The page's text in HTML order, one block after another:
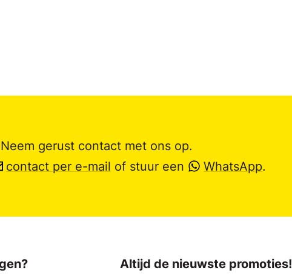
gerust contact met ons op.
contact per e-mail of stuur een WhatsApp.
Altijd de nieuwste promoties!